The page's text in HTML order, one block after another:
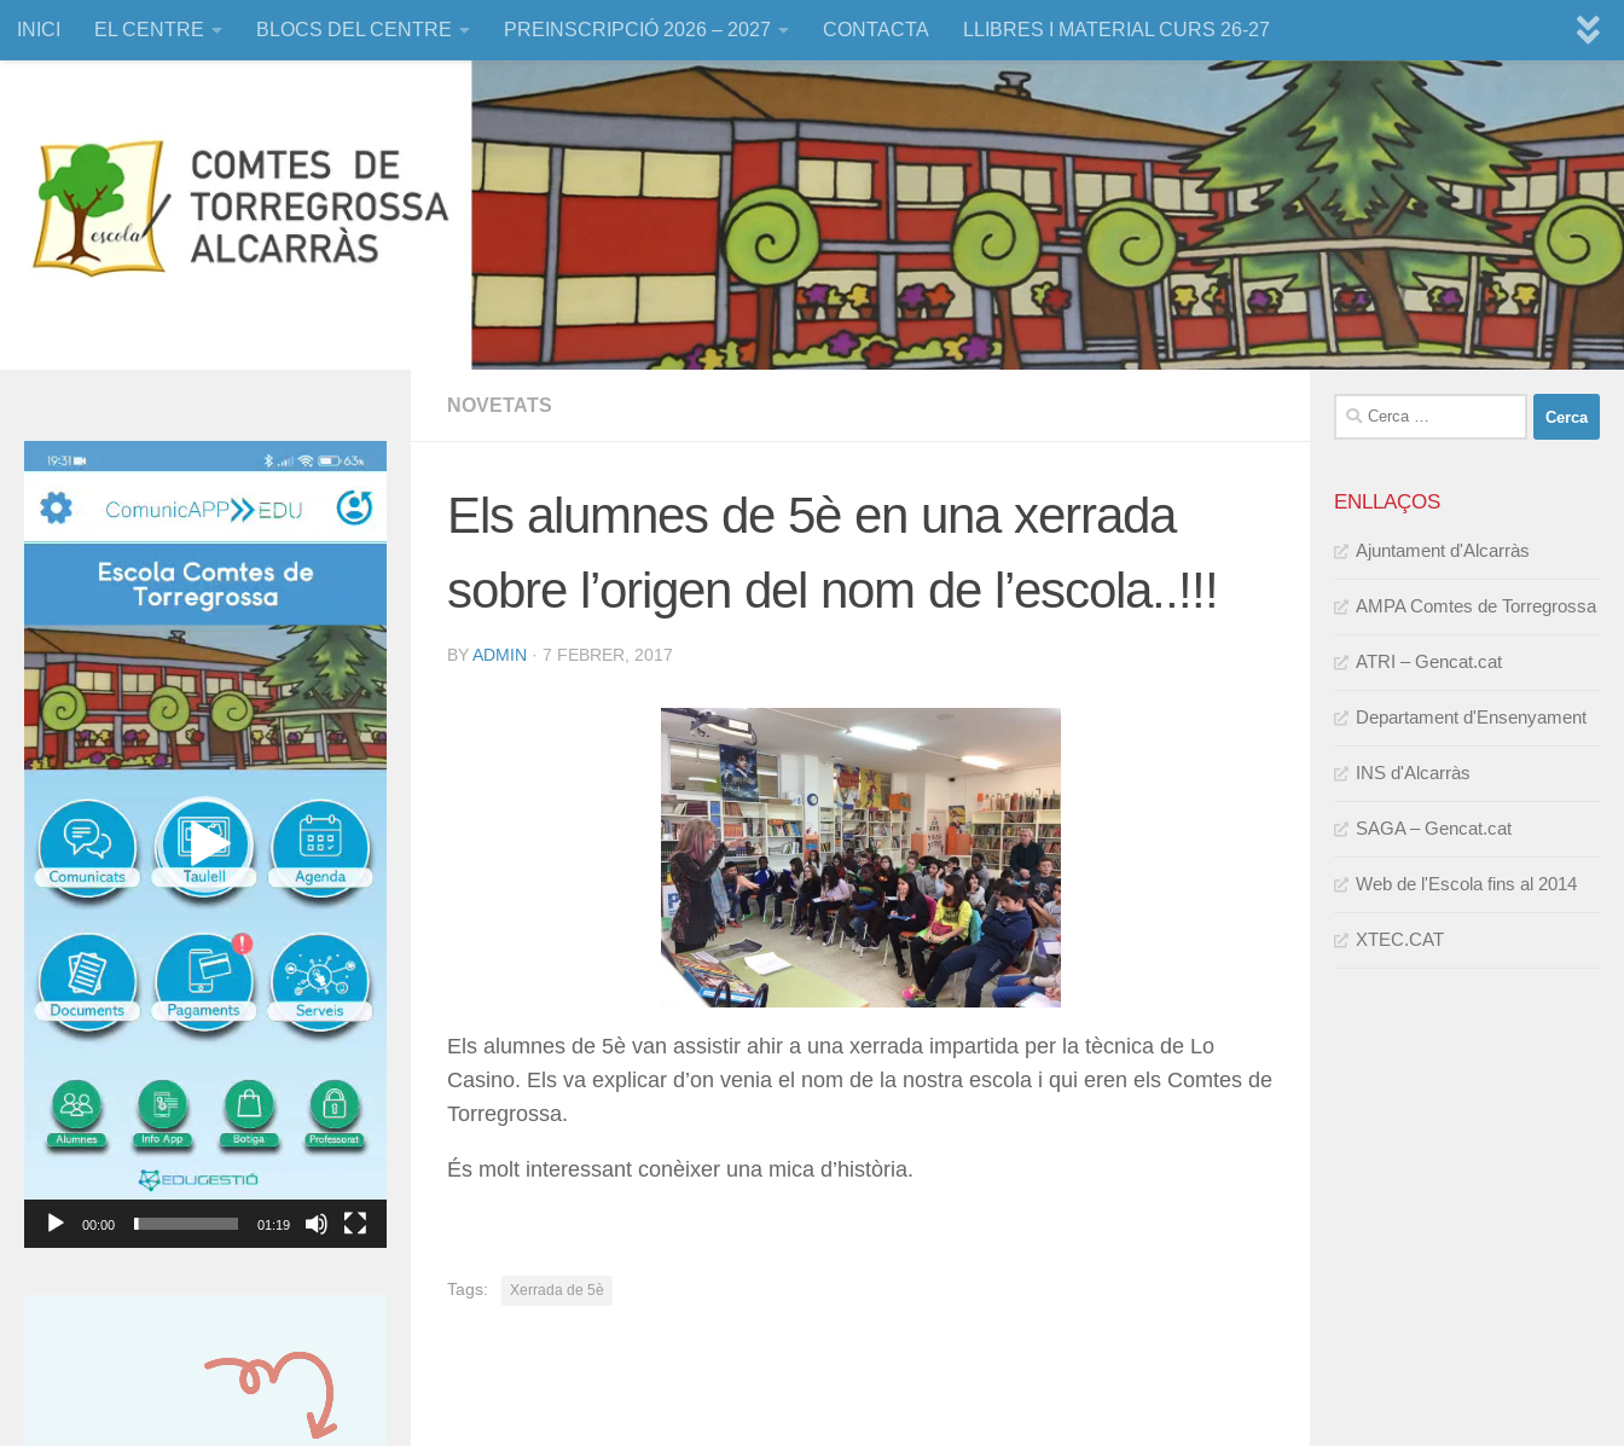
Skip to content
INICI EL CENTRE BLOCS DEL CENTRE PREINSCRIPCIÓ 2026 – 2027 CONTACTA LLIBRES I MATERIAL CURS 26-27
NOVETATS
Els alumnes de 5è en una xerrada
sobre l’origen del nom de l’escola..!!!
BYADMIN · 7 FEBRER, 2017
Els alumnes de 5è van assistir ahir a una xerrada impartida per la tècnica de Lo
Casino. Els va explicar d’on venia el nom de la nostra escola i qui eren els Comtes de
Torregrossa.
És molt interessant conèixer una mica d’història.
Tags: Xerrada de 5è
Reproductor
vídeo
00:00 01:19
Cerca:
ENLLAÇOS
Ajuntament d'Alcarràs
AMPA Comtes de Torregrossa
ATRI – Gencat.cat
Departament d'Ensenyament
INS d'Alcarràs
SAGA – Gencat.cat
Web de l'Escola fins al 2014
XTEC.CAT